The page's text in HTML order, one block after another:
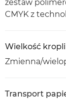
zestaw
CMYK z
Wielkość kropli
Zmienna/
Transport